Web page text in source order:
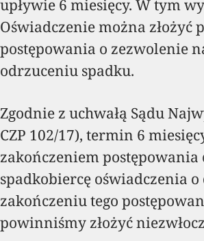
upływie 6 miesięcy. W tym
Oświadczenie można złożyć
postępowania o zezwolenie
odrzuceniu spadku.
Zgodnie z uchwałą Sądu
CZP 102/17), termin 6
zakończeniem postępowania
spadkobiercę oświadczenia
zakończeniu tego
powinniśmy złożyć